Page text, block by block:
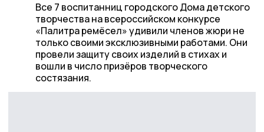
Все 7 воспитанниц городского Дома детского
творчества на всероссийском конкурсе
«Палитра ремёсел» удивили членов жюри не
только своими эксклюзивными работами. Они
провели защиту своих изделий в стихах и
вошли в число призёров творческого
состязания.